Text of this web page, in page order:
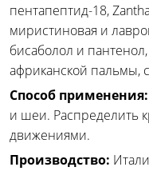
пентапептид-18,
миристиновая и
бисаболол и
африканской пальмы,
Способ применения:
и шеи. Распределить
движениями.
Производство: